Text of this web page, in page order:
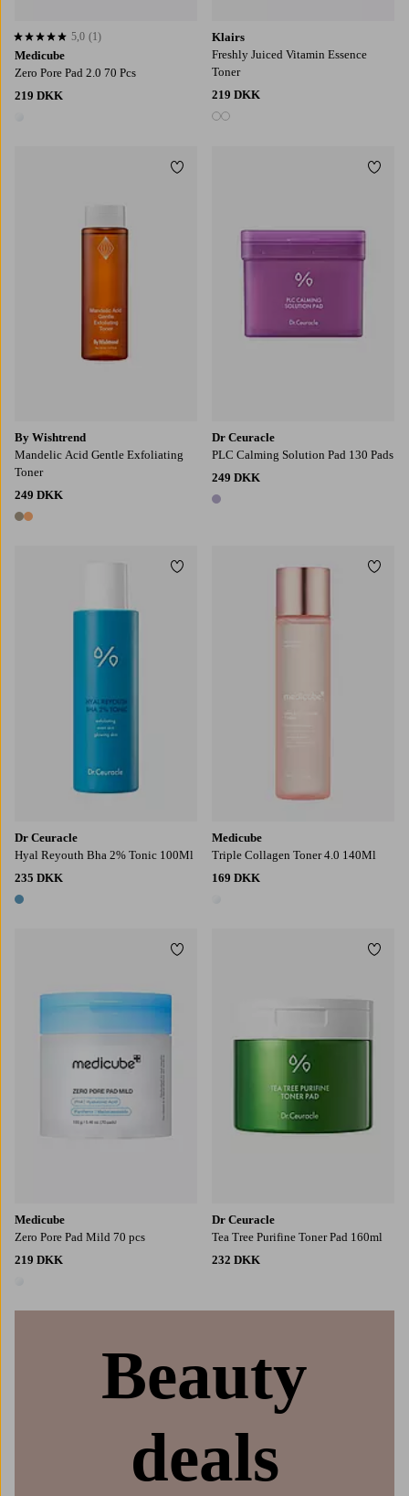
Medicube
Zero Pore Pad 2.0 70 Pcs
219 DKK
5,0 baseret på 1 bedømmelser
5,0 (1)
Klairs
Freshly Juiced Vitamin Essence
Toner
219 DKK
2 farver
By Wishtrend
Mandelic Acid Gentle Exfoliating
Toner
249 DKK
2 farver
Tilføj til favoritter
Dr Ceuracle
PLC Calming Solution Pad 130 Pads
249 DKK
1 farve
Dr Ceuracle
Hyal Reyouth Bha 2% Tonic 100Ml
235 DKK
1 farve
Tilføj til favoritter
Medicube
Triple Collagen Toner 4.0 140Ml
169 DKK
Medicube
Zero Pore Pad Mild 70 pcs
219 DKK
Tilføj til favoritter
Dr Ceuracle
Tea Tree Purifine Toner Pad 160ml
232 DKK
Beauty
deals